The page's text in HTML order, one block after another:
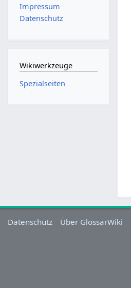
Impressum
Datenschutz
Wikiwerkzeuge
Spezialseiten
Datenschutz Über GlossarWiki